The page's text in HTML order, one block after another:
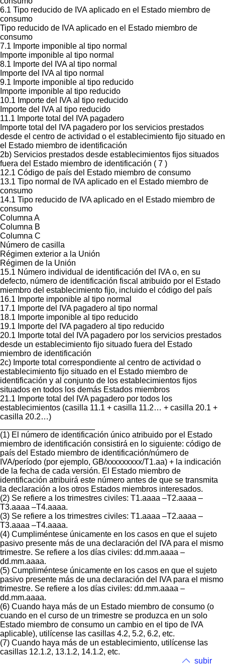
6.1 Tipo reducido de IVA aplicado en el Estado miembro de
consumo
Tipo reducido de IVA aplicado en el Estado miembro de
consumo
7.1 Importe imponible al tipo normal
Importe imponible al tipo normal
8.1 Importe del IVA al tipo normal
Importe del IVA al tipo normal
9.1 Importe imponible al tipo reducido
Importe imponible al tipo reducido
10.1 Importe del IVA al tipo reducido
Importe del IVA al tipo reducido
11.1 Importe total del IVA pagadero
Importe total del IVA pagadero por los servicios prestados
desde el centro de actividad o el establecimiento fijo situado en
el Estado miembro de identificación
2b) Servicios prestados desde establecimientos fijos situados
fuera del Estado miembro de identificación ( 7 )
12.1 Código de país del Estado miembro de consumo
13.1 Tipo normal de IVA aplicado en el Estado miembro de
consumo
14.1 Tipo reducido de IVA aplicado en el Estado miembro de
consumo
Columna A
Columna B
Columna C
Número de casilla
Régimen exterior a la Unión
Régimen de la Unión
15.1 Número individual de identificación del IVA o, en su
defecto, número de identificación fiscal atribuido por el Estado
miembro del establecimiento fijo, incluido el código del país
16.1 Importe imponible al tipo normal
17.1 Importe del IVA pagadero al tipo normal
18.1 Importe imponible al tipo reducido
19.1 Importe del IVA pagadero al tipo reducido
20.1 Importe total del IVA pagadero por los servicios prestados
desde un establecimiento fijo situado fuera del Estado
miembro de identificación
2c) Importe total correspondiente al centro de actividad o
establecimiento fijo situado en el Estado miembro de
identificación y al conjunto de los establecimientos fijos
situados en todos los demás Estados miembros
21.1 Importe total del IVA pagadero por todos los
establecimientos (casilla 11.1 + casilla 11.2… + casilla 20.1 +
casilla 20.2…)
(1) El número de identificación único atribuido por el Estado
miembro de identificación consistirá en lo siguiente: código de
país del Estado miembro de identificación/número de
IVA/período (por ejemplo, GB/xxxxxxxxx/T1.aa) + la indicación
de la fecha de cada versión. El Estado miembro de
identificación atribuirá este número antes de que se transmita
la declaración a los otros Estados miembros interesados.
(2) Se refiere a los trimestres civiles: T1.aaaa –T2.aaaa –
T3.aaaa –T4.aaaa.
(3) Se refiere a los trimestres civiles: T1.aaaa –T2.aaaa –
T3.aaaa –T4.aaaa.
(4) Cumpliméntese únicamente en los casos en que el sujeto
pasivo presente más de una declaración del IVA para el mismo
trimestre. Se refiere a los días civiles: dd.mm.aaaa –
dd.mm.aaaa.
(5) Cumpliméntese únicamente en los casos en que el sujeto
pasivo presente más de una declaración del IVA para el mismo
trimestre. Se refiere a los días civiles: dd.mm.aaaa –
dd.mm.aaaa.
(6) Cuando haya más de un Estado miembro de consumo (o
cuando en el curso de un trimestre se produzca en un solo
Estado miembro de consumo un cambio en el tipo de IVA
aplicable), utilícense las casillas 4.2, 5.2, 6.2, etc.
(7) Cuando haya más de un establecimiento, utilícense las
casillas 12.1.2, 13.1.2, 14.1.2, etc.
subir